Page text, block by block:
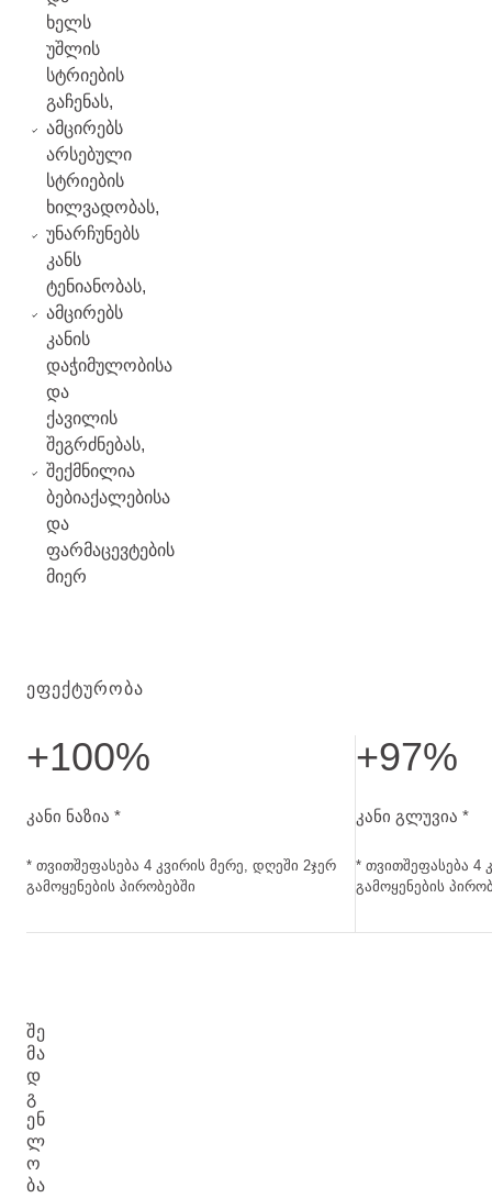
ხელს
უშლის
სტრიების
გაჩენას,
ამცირებს
არსებული
სტრიების
ხილვადობას,
უნარჩუნებს
კანს
ტენიანობას,
ამცირებს
კანის
დაჭიმულობისა
და
ქავილის
შეგრძნებას,
შექმნილია
ბებიაქალებისა
და
ფარმაცევტების
მიერ
ᲔᲤᲔᲥᲢᲣᲠᲝᲑᲐ
+100%
კანი ნაზია *
* თვითშეფასება 4 კვირის მერე, დღეში 2ჯერ
გამოყენების პირობებში
+97%
კანი გლუვია *
* თვითშეფასება 4
გამოყენების
ᲨᲔ
ᲛᲐ
Დ
Გ
ᲔᲜ
Ლ
Ო
ᲑᲐ